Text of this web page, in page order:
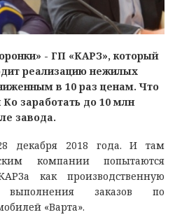
- ГП «КАРЗ», который
реализацию нежилых
в 10 раз ценам. Что
заработать до 10 млн
завода.
декабря 2018 года. И там
компании попытаются
как производственную
выполнения заказов по
«Варта».